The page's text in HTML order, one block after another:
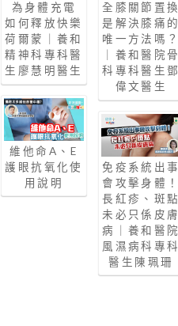
為身體充電
如何釋放快樂
荷爾蒙｜養和
精神科專科醫
生廖慧明醫生
維他命A、E
護眼抗氧化使
用說明
全膝關節置換
是解決膝痛的
唯一方法嗎？
｜養和醫院骨
科專科醫生鄧
偉文醫生
免疫系統出事
會攻擊身體！
長紅疹、斑點
未必只係皮膚
病｜養和醫院
風濕病科專科
醫生陳珮珊